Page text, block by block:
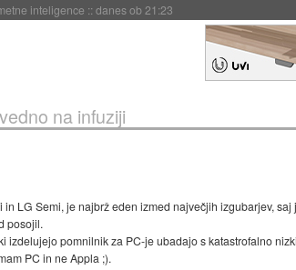
inteligence :: danes ob 21:23
na infuziji
LG Semi, je najbrž eden izmed največjih izgubarjev, saj
posojil.
izdelujejo pomnilnik za PC-je ubadajo s katastrofalno
PC in ne Appla ;).